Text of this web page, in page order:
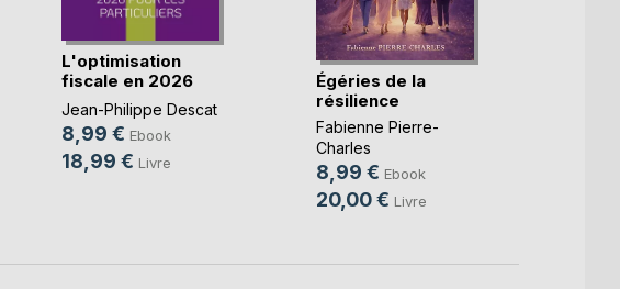
L'optimisation
fiscale en 2026
pou(...)
Jean-Philippe Descat
8,99 € Ebook
18,99 € Livre
Égéries de la
résilience
Fabienne Pierre-
Charles
8,99 € Ebook
20,00 € Livre